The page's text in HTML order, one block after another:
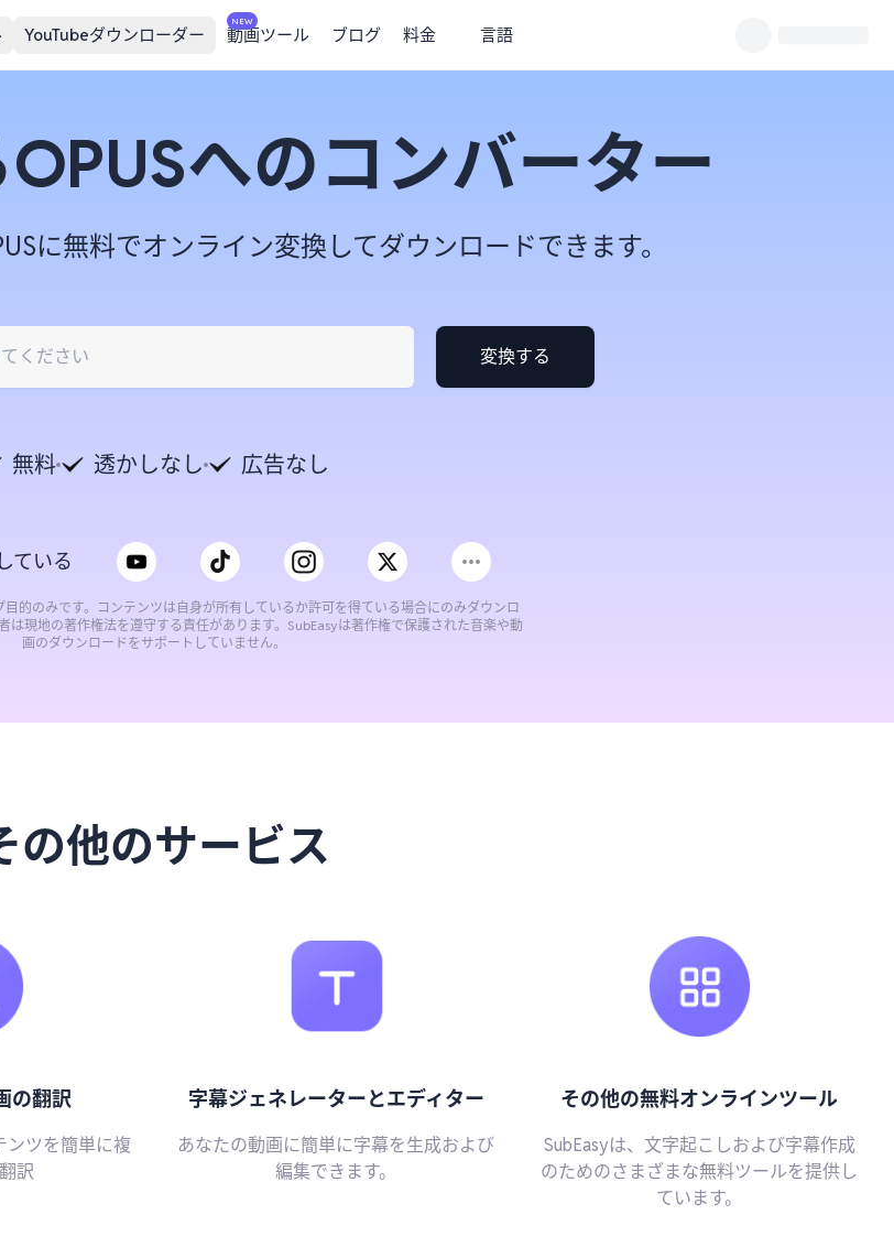
YouTubeダウンローダー
NEW
動画ツール ブログ 料金 言語
へのコンバーター
に無料でオンライン変換してダウンロードできます。
変換する
無料 透かしなし 広告なし
ている
的のみです。コンテンツは自身が所有しているか許可を得ている場合にのみダウンロ
は現地の著作権法を遵守する責任があります。SubEasyは著作権で保護された音楽や動
画のダウンロードをサポートしていません。
の他のサービス
の翻訳
ンツを簡単に複
訳
字幕ジェネレーターとエディター
あなたの動画に簡単に字幕を生成および
編集できます。
その他の無料オンラインツール
SubEasyは、文字起こしおよび字幕作成
のためのさまざまな無料ツールを提供し
ています。